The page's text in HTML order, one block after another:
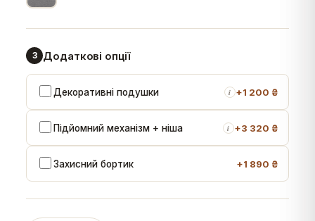
3 Додаткові опції
Декоративні подушки i +1 200 ₴
Підйомний механізм + ніша i +3 320 ₴
Захисний бортик +1 890 ₴